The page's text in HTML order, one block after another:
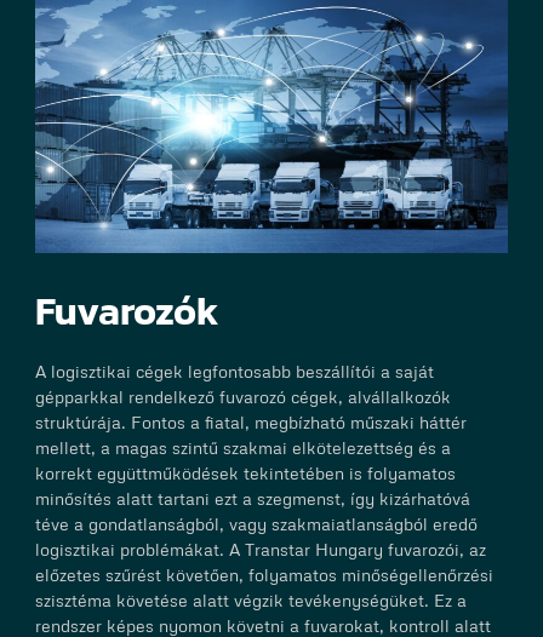
Fuvarozók
A logisztikai cégek legfontosabb beszállítói a saját
gépparkkal rendelkező fuvarozó cégek, alvállalkozók
struktúrája. Fontos a fiatal, megbízható műszaki háttér
mellett, a magas szintű szakmai elkötelezettség és a
korrekt együttműködések tekintetében is folyamatos
minősítés alatt tartani ezt a szegmenst, így kizárhatóvá
téve a gondatlanságból, vagy szakmaiatlanságból eredő
logisztikai problémákat. A Transtar Hungary fuvarozói, az
előzetes szűrést követően, folyamatos minőségellenőrzési
szisztéma követése alatt végzik tevékenységüket. Ez a
rendszer képes nyomon követni a fuvarokat, kontroll alatt